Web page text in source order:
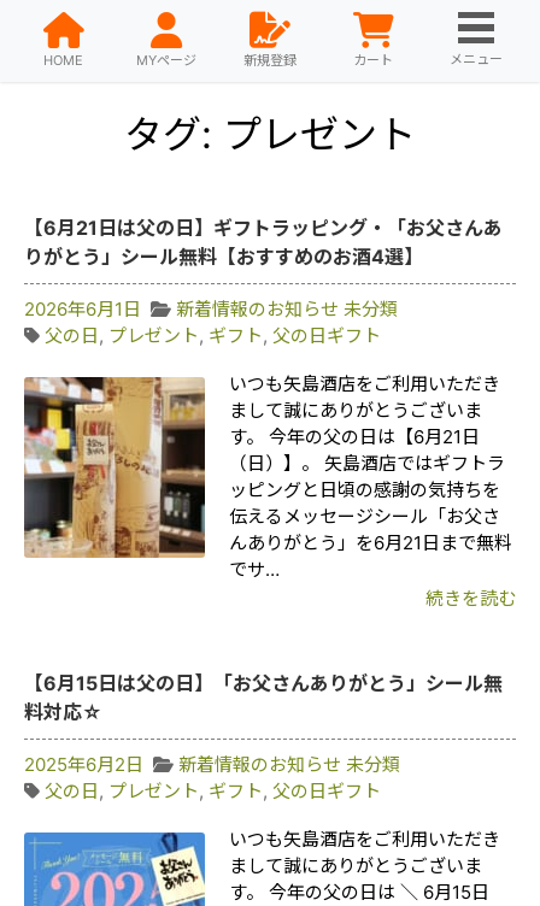
HOME MYページ 新規登録 カート メニュー
タグ: プレゼント
【6月21日は父の日】ギフトラッピング・「お父さんあ
りがとう」シール無料【おすすめのお酒4選】
2026年6月1日 新着情報のお知らせ 未分類
父の日, プレゼント, ギフト, 父の日ギフト
いつも矢島酒店をご利用いただき
まして誠にありがとうございま
す。 今年の父の日は【6月21日
（日）】。 矢島酒店ではギフトラ
ッピングと日頃の感謝の気持ちを
伝えるメッセージシール「お父さ
んありがとう」を6月21日まで無料
でサ…
続きを読む
【6月15日は父の日】「お父さんありがとう」シール無
料対応☆
2025年6月2日 新着情報のお知らせ 未分類
父の日, プレゼント, ギフト, 父の日ギフト
いつも矢島酒店をご利用いただき
まして誠にありがとうございま
す。 今年の父の日は ＼ 6月15日